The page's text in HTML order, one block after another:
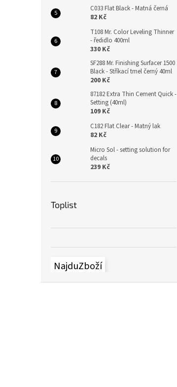
C033 Flat Black - Matná černá
82 Kč
T108 Mr. Color Leveling Thinner
- ředidlo 400ml
330 Kč
SF288 Mr. Finishing Surfacer 1500
Black - Stříkací tmel černý 40ml
200 Kč
87182 Extra Thin Cement Quick -
Setting (40ml)
109 Kč
C182 Flat Clear - Matný lak
82 Kč
Micro Sol - setting solution for
decals
239 Kč
Toplist
NajduZboží